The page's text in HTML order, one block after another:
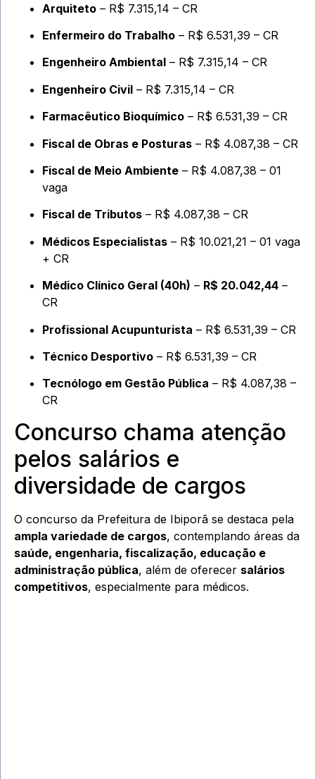
Arquiteto – R$ 7.315,14 – CR
Enfermeiro do Trabalho – R$ 6.531,39 – CR
Engenheiro Ambiental – R$ 7.315,14 – CR
Engenheiro Civil – R$ 7.315,14 – CR
Farmacêutico Bioquímico – R$ 6.531,39 – CR
Fiscal de Obras e Posturas – R$ 4.087,38 – CR
Fiscal de Meio Ambiente – R$ 4.087,38 – 01
vaga
Fiscal de Tributos – R$ 4.087,38 – CR
Médicos Especialistas – R$ 10.021,21 – 01 vaga
+ CR
Médico Clínico Geral (40h) – R$ 20.042,44 –
CR
Profissional Acupunturista – R$ 6.531,39 – CR
Técnico Desportivo – R$ 6.531,39 – CR
Tecnólogo em Gestão Pública – R$ 4.087,38 –
CR
Concurso chama atenção
pelos salários e
diversidade de cargos
O concurso da Prefeitura de Ibiporã se destaca pela
ampla variedade de cargos, contemplando áreas da
saúde, engenharia, fiscalização, educação e
administração pública, além de oferecer salários
competitivos, especialmente para médicos.